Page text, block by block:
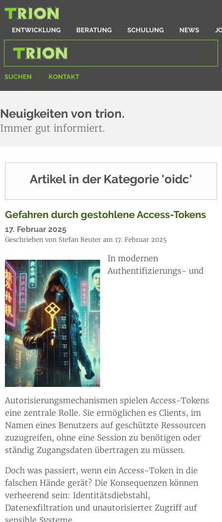
ENTWICKLUNG BERATUNG SCHULUNG NEWS
SUCHEN KONTAKT
Neuigkeiten von trion.
Immer gut informiert.
Artikel in der Kategorie 'oidc'
Gefahren durch gestohlene Access-Tokens
17. Februar 2025
Geschrieben von Stefan Reuter am 17. Februar 2025
In modernen
Authentifizierungs- und
Autorisierungsmechanismen spielen Access-Tokens
eine zentrale Rolle. Sie ermöglichen es Clients, im
Namen eines Benutzers auf geschützte Ressourcen
zuzugreifen, ohne eine Session zu benötigen oder
ständig Zugangsdaten übertragen zu müssen.
Doch was passiert, wenn ein Access-Token in die
falschen Hände gerät? Die Konsequenzen können
verheerend sein: Identitätsdiebstahl,
Datenexfiltration und unautorisierter Zugriff auf